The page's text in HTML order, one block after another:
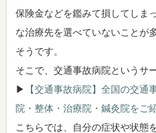
保険金などを鑑みて損してしま
な治療先を選べていないことが
そうです。
そこで、交通事故病院というサ
▶
【交通事故病院】全国の交通
院・整体・治療院・鍼灸院をご
こちらでは、自分の症状や状態